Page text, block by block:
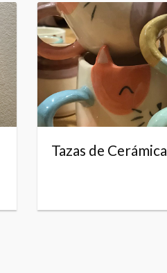
Tazas de Cerámica